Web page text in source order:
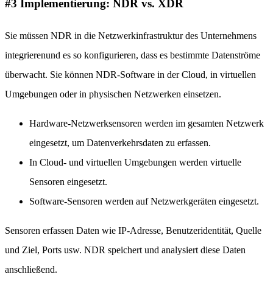
#3 Implementierung: NDR vs. XDR
Sie müssen NDR in die Netzwerkinfrastruktur des Unternehmens
integrierenund es so konfigurieren, dass es bestimmte Datenströme
überwacht. Sie können NDR-Software in der Cloud, in virtuellen
Umgebungen oder in physischen Netzwerken einsetzen.
Hardware-Netzwerksensoren werden im gesamten Netzwerk
eingesetzt, um Datenverkehrsdaten zu erfassen.
In Cloud- und virtuellen Umgebungen werden virtuelle
Sensoren eingesetzt.
Software-Sensoren werden auf Netzwerkgeräten eingesetzt.
Sensoren erfassen Daten wie IP-Adresse, Benutzeridentität, Quelle
und Ziel, Ports usw. NDR speichert und analysiert diese Daten
anschließend.